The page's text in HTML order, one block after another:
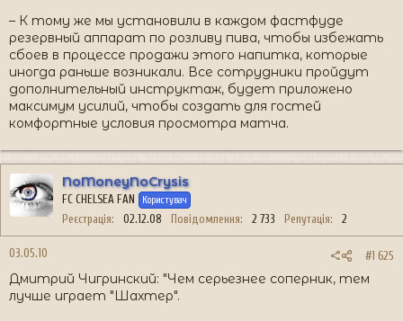
– К тому же мы установили в каждом фастфуде
резервный аппарат по розливу пива, чтобы избежать
сбоев в процессе продажи этого напитка, которые
иногда раньше возникали. Все сотрудники пройдут
дополнительный инструктаж, будет приложено
максимум усилий, чтобы создать для гостей
комфортные условия просмотра матча.
NoMoneyNoCrysis
FC CHELSEA FAN Користувач
Реєстрація 02.12.08 Повідомлення 2 733 Репутація 2
03.05.10 #1 625
Дмитрий Чигринский: "Чем серьезнее соперник, тем
лучше играет "Шахтер".